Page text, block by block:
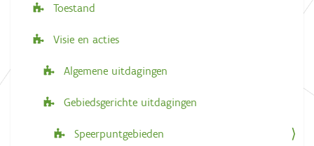
Toestand
Visie en acties
Algemene uitdagingen
Gebiedsgerichte uitdagingen
Speerpuntgebieden